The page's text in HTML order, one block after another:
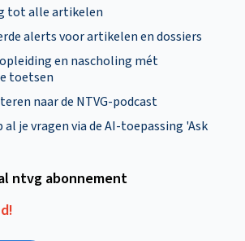
tot alle artikelen
alerts voor artikelen en dossiers
en nascholing mét
toetsen
naar de NTVG-podcast
je vragen via de AI-toepassing 'Ask
ntvg abonnement